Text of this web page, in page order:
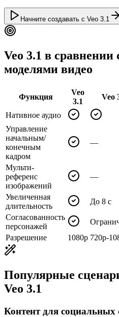
Начните создавать с Veo 3.1
Veo 3.1 в
моделями видео
Функция
Veo
3.1
Veo
Нативное аудио
Управление
начальным/
конечным
кадром
—
Мульти-
референс
изображений
—
Увеличенная
длительность
До 8 с
Согласованность
персонажей
Разрешение
1080p 720p-
Популярные
Veo 3.1
Контент для социальных